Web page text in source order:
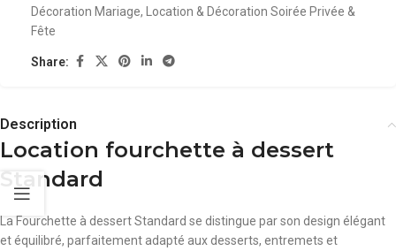
Décoration Mariage,
Location & Décoration Soirée Privée &
Fête
Share:
Description
Location fourchette à dessert
Standard
La Fourchette à dessert Standard se distingue par son design élégant
et équilibré, parfaitement adapté aux desserts, entremets et